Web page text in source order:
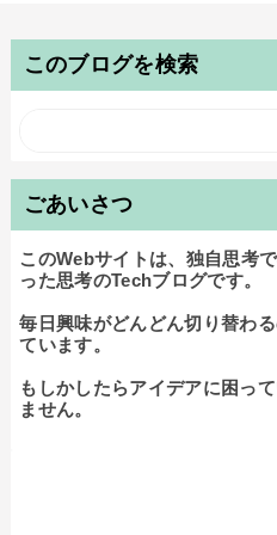
このブログを検索
ごあいさつ
このWebサイトは、独自思考
った思考のTechブログです。
毎日興味がどんどん切り替わ
ています。
もしかしたらアイデアに困っ
ません。